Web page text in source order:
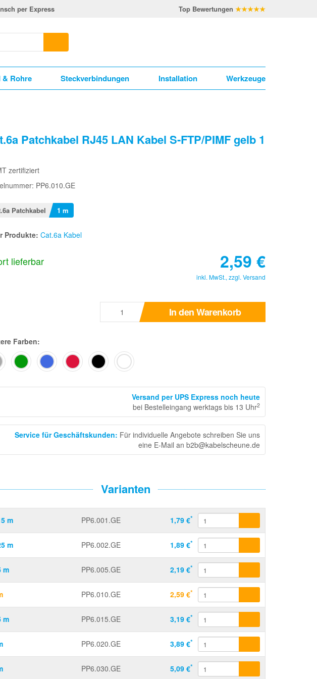
per Express Top Bewertungen ★★★★★
& Rohre Steckverbindungen Installation Werkzeuge
Patchkabel RJ45 LAN Kabel S-FTP/PIMF gelb 1
zertifiziert
PP6.010.GE
Patchkabel 1 m
Produkte: Cat.6a Kabel
lieferbar 2,59 €
inkl. MwSt., zzgl. Versand
In den Warenkorb
Farben:
Versand per UPS Express noch heute
bei Bestelleingang werktags bis 13 Uhr2
Service für Geschäftskunden: Für individuelle Angebote schreiben Sie uns
eine E-Mail an b2b@kabelscheune.de
Varianten
m PP6.001.GE 1,79 €*
m PP6.002.GE 1,89 €*
m PP6.005.GE 2,19 €*
PP6.010.GE 2,59 €*
m PP6.015.GE 3,19 €*
PP6.020.GE 3,89 €*
PP6.030.GE 5,09 €*